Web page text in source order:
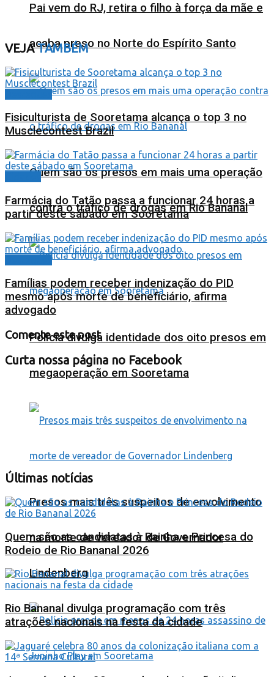
Pai vem do RJ, retira o filho à força da mãe e
acaba preso no Norte do Espírito Santo
Quem são os presos em mais uma operação
contra o tráfico de drogas em Rio Bananal
Polícia divulga identidade dos oito presos em
megaoperação em Sooretama
Presos mais três suspeitos de envolvimento
na morte de vereador de Governador
Lindenberg
VEJATAMBÉM
Fisiculturista de Sooretama alcança o top 3 no
Musclecontest Brazil
Farmácia do Tatão passa a funcionar 24 horas a
partir deste sábado em Sooretama
Famílias podem receber indenização do PID
mesmo após morte de beneficiário, afirma
advogado
Comente este post
Curta nossa página no Facebook
Últimas notícias
Quem são as candidatas à Rainha e Princesa do
Rodeio de Rio Bananal 2026
Rio Bananal divulga programação com três
atrações nacionais na festa da cidade